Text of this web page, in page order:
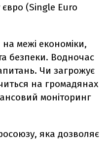
(Single Euro
межі економіки,
безпеки. Водночас
Чи загрожує
на громадянах
моніторинг
яка дозволяє